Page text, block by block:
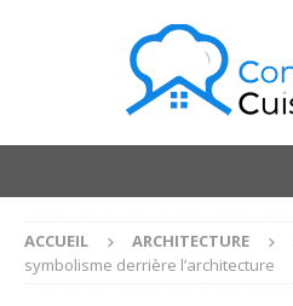
ACCUEIL ARCHITECTURE
symbolisme derrière l’architecture